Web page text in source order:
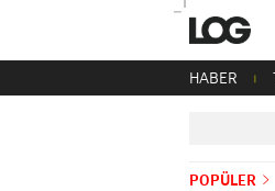
HABER
POPÜLER